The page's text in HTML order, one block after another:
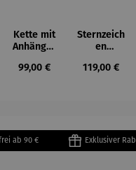
Kette mit
Anhänger
Regulärer Preis:
99,00 €
Sternzeich
en
| 333
Regulärer
119,00 €
ab 90 € Exklusiver